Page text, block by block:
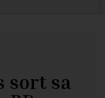
sort sa